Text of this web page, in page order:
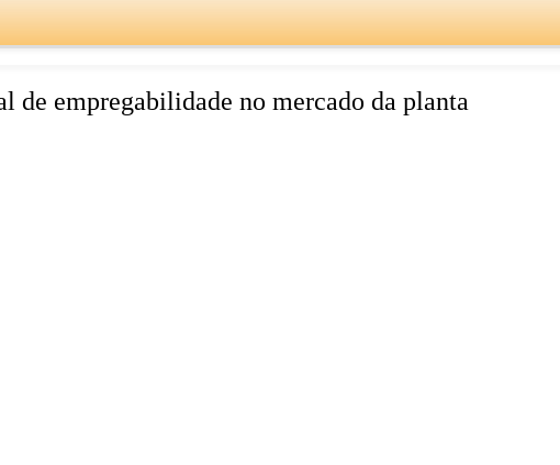
de empregabilidade no mercado da planta